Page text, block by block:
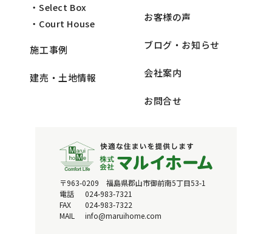
〒963-0209 福島県郡山市御前南5丁目53-1
電話
024-983-7321
FAX
024-983-7322
MAIL
info@maruihome.com
・Select Box
・Court House
施工事例
建売・土地情報
お客様の声
ブログ・お知らせ
会社案内
お問合せ